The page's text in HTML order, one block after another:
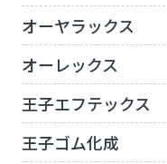
オーヤラックス
オーレックス
王子エフテックス
王子ゴム化成